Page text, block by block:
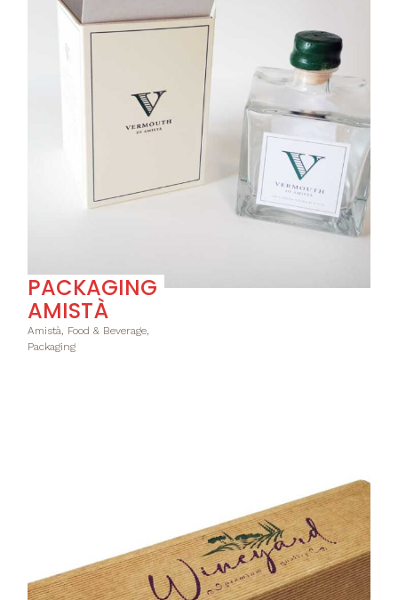
PACKAGING
AMISTÀ
Amistà, Food & Beverage,
Packaging